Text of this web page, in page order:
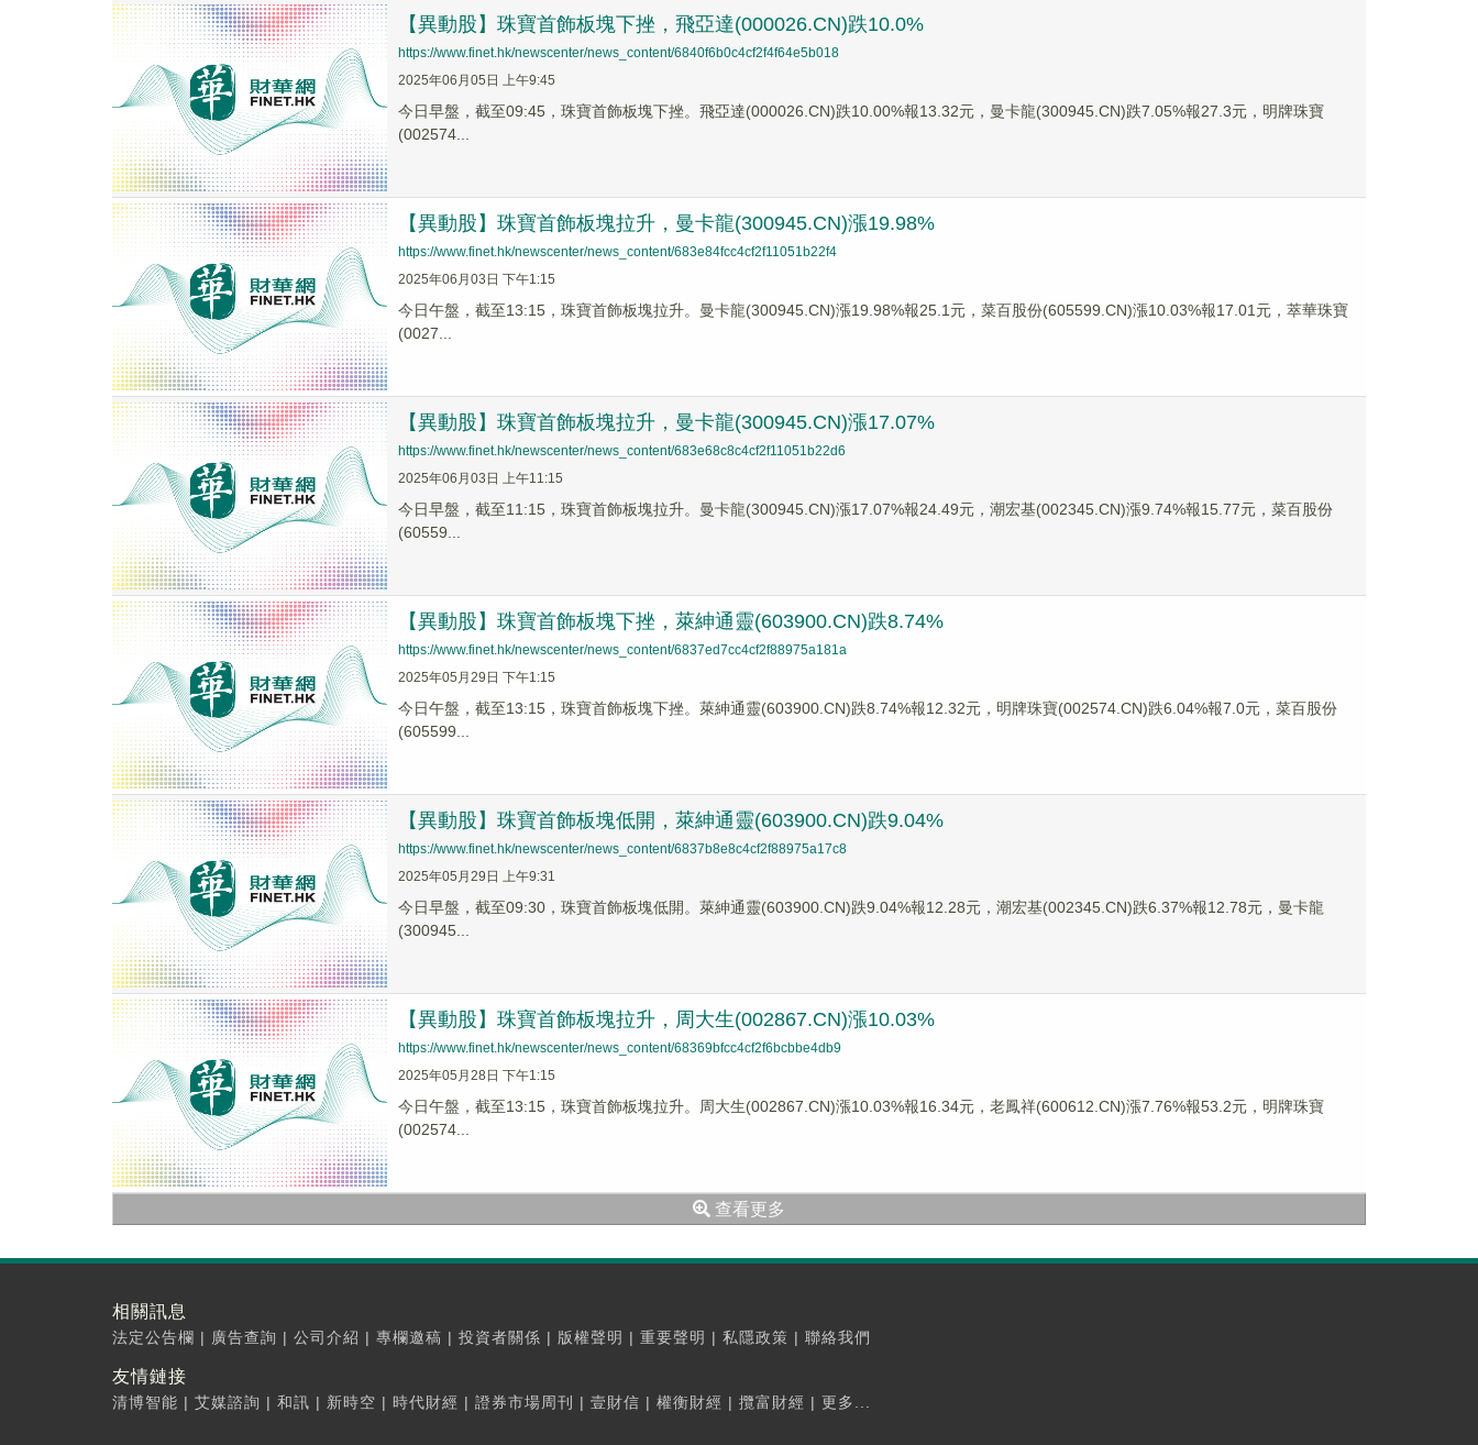
【異動股】珠寶首飾板塊下挫，飛亞達(000026.CN)跌10.0%
https://www.finet.hk/newscenter/news_content/6840f6b0c4cf2f4f64e5b018
2025年06月05日 上午9:45
今日早盤，截至09:45，珠寶首飾板塊下挫。飛亞達(000026.CN)跌10.00%報13.32元，曼卡龍(300945.CN)跌7.05%報27.3元，明牌珠寶
(002574...
【異動股】珠寶首飾板塊拉升，曼卡龍(300945.CN)漲19.98%
https://www.finet.hk/newscenter/news_content/683e84fcc4cf2f11051b22f4
2025年06月03日 下午1:15
今日午盤，截至13:15，珠寶首飾板塊拉升。曼卡龍(300945.CN)漲19.98%報25.1元，菜百股份(605599.CN)漲10.03%報17.01元，萃華珠寶
(0027...
【異動股】珠寶首飾板塊拉升，曼卡龍(300945.CN)漲17.07%
https://www.finet.hk/newscenter/news_content/683e68c8c4cf2f11051b22d6
2025年06月03日 上午11:15
今日早盤，截至11:15，珠寶首飾板塊拉升。曼卡龍(300945.CN)漲17.07%報24.49元，潮宏基(002345.CN)漲9.74%報15.77元，菜百股份
(60559...
【異動股】珠寶首飾板塊下挫，萊紳通靈(603900.CN)跌8.74%
https://www.finet.hk/newscenter/news_content/6837ed7cc4cf2f88975a181a
2025年05月29日 下午1:15
今日午盤，截至13:15，珠寶首飾板塊下挫。萊紳通靈(603900.CN)跌8.74%報12.32元，明牌珠寶(002574.CN)跌6.04%報7.0元，菜百股份
(605599...
【異動股】珠寶首飾板塊低開，萊紳通靈(603900.CN)跌9.04%
https://www.finet.hk/newscenter/news_content/6837b8e8c4cf2f88975a17c8
2025年05月29日 上午9:31
今日早盤，截至09:30，珠寶首飾板塊低開。萊紳通靈(603900.CN)跌9.04%報12.28元，潮宏基(002345.CN)跌6.37%報12.78元，曼卡龍
(300945...
【異動股】珠寶首飾板塊拉升，周大生(002867.CN)漲10.03%
https://www.finet.hk/newscenter/news_content/68369bfcc4cf2f6bcbbe4db9
2025年05月28日 下午1:15
今日午盤，截至13:15，珠寶首飾板塊拉升。周大生(002867.CN)漲10.03%報16.34元，老鳳祥(600612.CN)漲7.76%報53.2元，明牌珠寶
(002574...
查看更多
相關訊息
法定公告欄 | 廣告查詢 | 公司介紹 | 專欄邀稿 | 投資者關係 | 版權聲明 | 重要聲明 | 私隱政策 | 聯絡我們
友情鏈接
清博智能 | 艾媒諮詢 | 和訊 | 新時空 | 時代財經 | 證券市場周刊 | 壹財信 | 權衡財經 | 攬富財經 | 更多...